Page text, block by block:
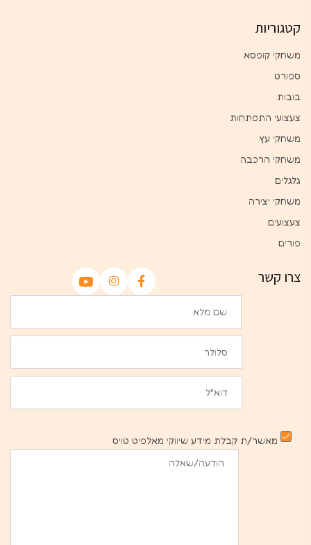
קטגוריות
משחקי קופסא
ספורט
בובות
צעצועי התפתחות
משחקי עץ
משחקי הרכבה
גלגלים
משחקי יצירה
צעצועים
פורים
צרו קשר
מאשר/ת קבלת מידע שיווקי מאלפיט טויס